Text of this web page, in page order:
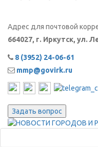
Адрес для почтовой
664027, г. Иркутск, ул.
8 (3952) 24-06-61
mmp@govirk.ru
Задать вопрос